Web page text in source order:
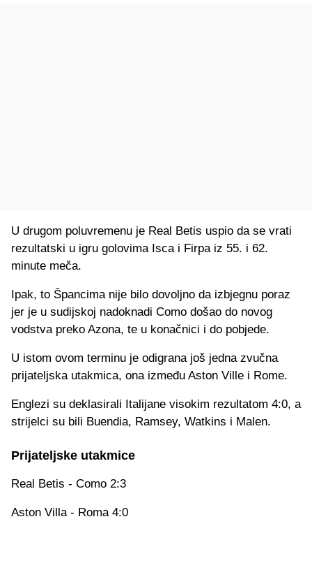
U drugom poluvremenu je Real Betis uspio da se vrati
rezultatski u igru golovima Isca i Firpa iz 55. i 62.
minute meča.
Ipak, to Špancima nije bilo dovoljno da izbjegnu poraz
jer je u sudijskoj nadoknadi Como došao do novog
vodstva preko Azona, te u konačnici i do pobjede.
U istom ovom terminu je odigrana još jedna zvučna
prijateljska utakmica, ona između Aston Ville i Rome.
Englezi su deklasirali Italijane visokim rezultatom 4:0, a
strijelci su bili Buendia, Ramsey, Watkins i Malen.
Prijateljske utakmice
Real Betis - Como 2:3
Aston Villa - Roma 4:0